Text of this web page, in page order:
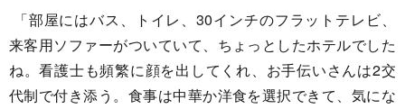
「部屋にはバス、トイレ、30インチのフラットテレビ、
来客用ソファーがついていて、ちょっとしたホテルでした
ね。看護士も頻繁に顔を出してくれ、お手伝いさんは2交
代制で付き添う。食事は中華か洋食を選択できて、気にな